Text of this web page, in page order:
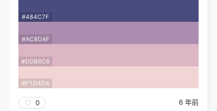
#484C7F
#AC8DAF
#DDB6C6
#F1D4D4
0 6 年前